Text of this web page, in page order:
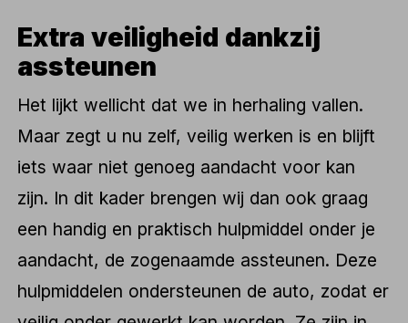
Extra veiligheid dankzij
assteunen
Het lijkt wellicht dat we in herhaling vallen.
Maar zegt u nu zelf, veilig werken is en blijft
iets waar niet genoeg aandacht voor kan
zijn. In dit kader brengen wij dan ook graag
een handig en praktisch hulpmiddel onder je
aandacht, de zogenaamde assteunen. Deze
hulpmiddelen ondersteunen de auto, zodat er